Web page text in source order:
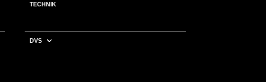
TECHNIK
DVS